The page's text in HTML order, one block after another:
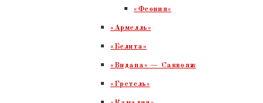
«Феония»
«Армелль»
«Белита»
«Видана» — Саквояж
«Гретель»